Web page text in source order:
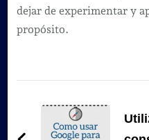
dejar de experimentar y
propósito.